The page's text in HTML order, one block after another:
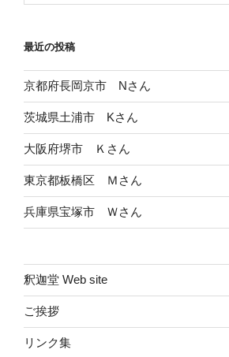
最近の投稿
京都府長岡京市 Nさん
茨城県土浦市 Kさん
大阪府堺市 Ｋさん
東京都板橋区 Ｍさん
兵庫県宝塚市 Ｗさん
釈迦堂 Web site
ご挨拶
リンク集